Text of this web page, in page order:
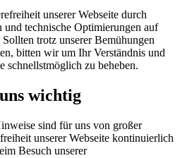
unserer Webseite durch
technische Optimierungen auf
trotz unserer Bemühungen
bitten wir um Ihr Verständnis und
schnellstmöglich zu beheben.
wichtig
sind für uns von großer
unserer Webseite kontinuierlich
Besuch unserer